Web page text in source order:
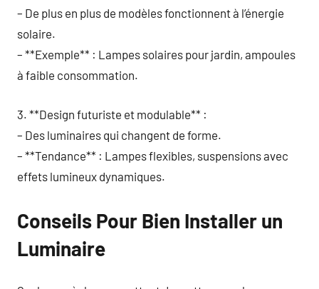
– De plus en plus de modèles fonctionnent à l’énergie
solaire.
– **Exemple** : Lampes solaires pour jardin, ampoules
à faible consommation.
3. **Design futuriste et modulable** :
– Des luminaires qui changent de forme.
– **Tendance** : Lampes flexibles, suspensions avec
effets lumineux dynamiques.
Conseils Pour Bien Installer un
Luminaire